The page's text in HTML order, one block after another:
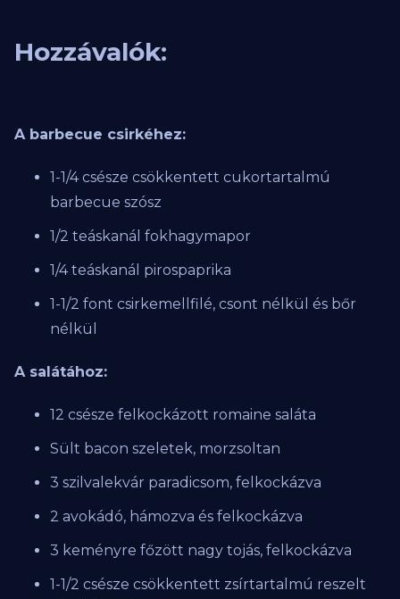
Hozzávalók:‍
A barbecue csirkéhez:
1-1/4 csésze csökkentett cukortartalmú
barbecue szósz
1/2 teáskanál fokhagymapor
1/4 teáskanál pirospaprika
1-1/2 font csirkemellfilé, csont nélkül és bőr
nélkül
A salátához:
12 csésze felkockázott romaine saláta
Sült bacon szeletek, morzsoltan
3 szilvalekvár paradicsom, felkockázva
2 avokádó, hámozva és felkockázva
3 keményre főzött nagy tojás, felkockázva
1-1/2 csésze csökkentett zsírtartalmú reszelt